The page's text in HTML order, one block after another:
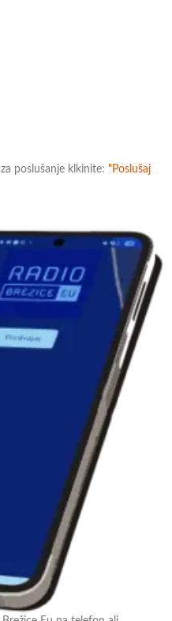
poslušanje klkinite: "Poslušaj